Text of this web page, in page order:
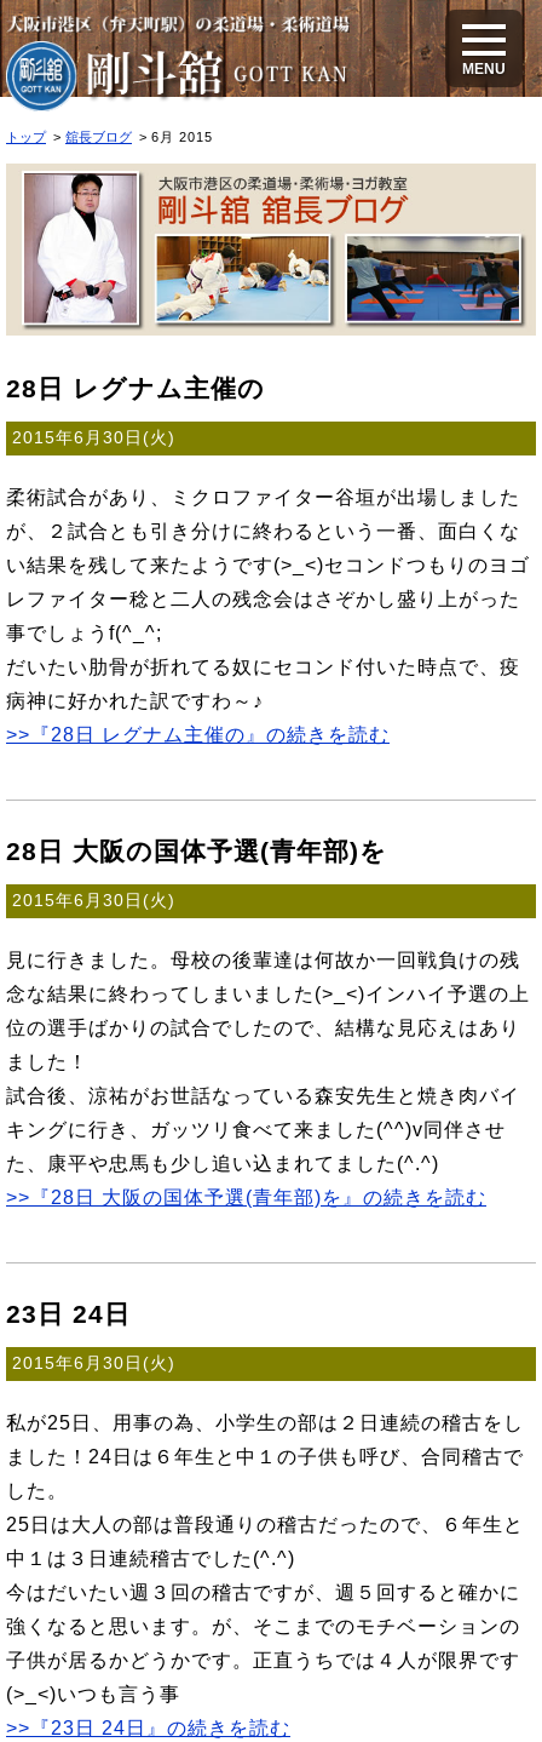
2015年6月のブログ
MENU
トップ 舘長ブログ 6月 2015
28日 レグナム主催の
2015年6月30日(火)
柔術試合があり、ミクロファイター谷垣が出場しました
が、２試合とも引き分けに終わるという一番、面白くな
い結果を残して来たようです(>_<)セコンドつもりのヨゴ
レファイター稔と二人の残念会はさぞかし盛り上がった
事でしょうf(^_^;
だいたい肋骨が折れてる奴にセコンド付いた時点で、疫
病神に好かれた訳ですわ～♪
>>『28日 レグナム主催の』の続きを読む
28日 大阪の国体予選(青年部)を
2015年6月30日(火)
見に行きました。母校の後輩達は何故か一回戦負けの残
念な結果に終わってしまいました(>_<)インハイ予選の上
位の選手ばかりの試合でしたので、結構な見応えはあり
ました！
試合後、涼祐がお世話なっている森安先生と焼き肉バイ
キングに行き、ガッツリ食べて来ました(^^)v同伴させ
た、康平や忠馬も少し追い込まれてました(^.^)
>>『28日 大阪の国体予選(青年部)を』の続きを読む
23日 24日
2015年6月30日(火)
私が25日、用事の為、小学生の部は２日連続の稽古をし
ました！24日は６年生と中１の子供も呼び、合同稽古で
した。
25日は大人の部は普段通りの稽古だったので、６年生と
中１は３日連続稽古でした(^.^)
今はだいたい週３回の稽古ですが、週５回すると確かに
強くなると思います。が、そこまでのモチベーションの
子供が居るかどうかです。正直うちでは４人が限界です
(>_<)いつも言う事
>>『23日 24日』の続きを読む